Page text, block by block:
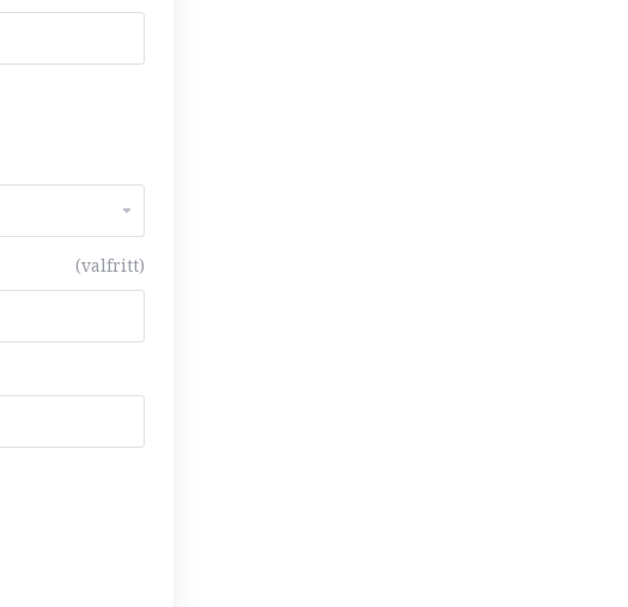
(valfritt)